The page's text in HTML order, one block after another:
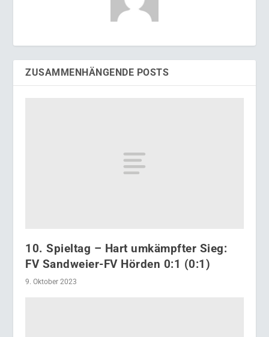
ZUSAMMENHÄNGENDE POSTS
10. Spieltag – Hart umkämpfter Sieg:
FV Sandweier-FV Hörden 0:1 (0:1)
9. Oktober 2023